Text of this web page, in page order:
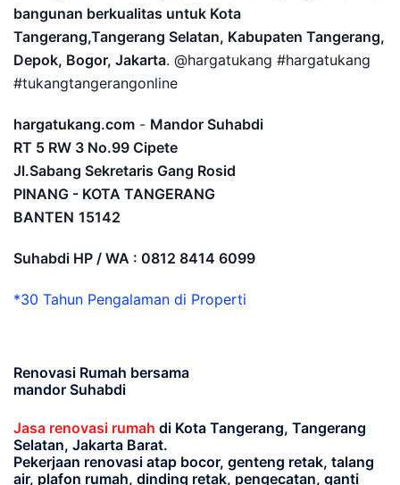
bangunan berkualitas untuk Kota
Tangerang,Tangerang Selatan, Kabupaten Tangerang,
Depok, Bogor, Jakarta. @hargatukang #hargatukang
#tukangtangerangonline
hargatukang.com - Mandor Suhabdi
RT 5 RW 3 No.99 Cipete
Jl.Sabang Sekretaris Gang Rosid
PINANG - KOTA TANGERANG
BANTEN 15142
Suhabdi HP / WA : 0812 8414 6099
*30 Tahun Pengalaman di Properti
Renovasi Rumah bersama
mandor Suhabdi
Jasa renovasi rumah di Kota Tangerang, Tangerang
Selatan, Jakarta Barat.
Pekerjaan renovasi atap bocor, genteng retak, talang
air, plafon rumah, dinding retak, pengecatan, ganti